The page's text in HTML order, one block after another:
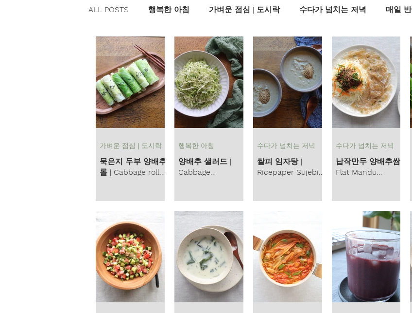
ALL POSTS 행복한 아침 가벼운 점심 | 도시락 수다가 넘치는 저녁 매일
조금은 특별한 날 기본 양념들 싱싱 샐러드 샌드위치와 스낵 건강한
행복한 삶 | LIFE 토마토 두부
묵은지 두부 양배추
롤 | Cabbage roll
가벼운 점심 | 도시락
양배추 샐러드 |
Cabbage
행복한 아침
쌀피 임자탕 |
Ricepaper Sujebi
수다가 넘치는 저녁
납작만두 양배추쌈 |
Flat Mandu
수다가 넘치는 저녁